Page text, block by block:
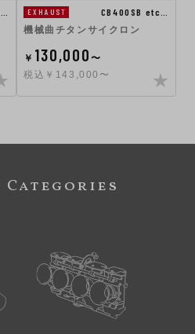
EXHAUST
CB400SB etc…
機械曲チタンサイクロン
￥ 130,000〜
税込￥143,000〜
Categories